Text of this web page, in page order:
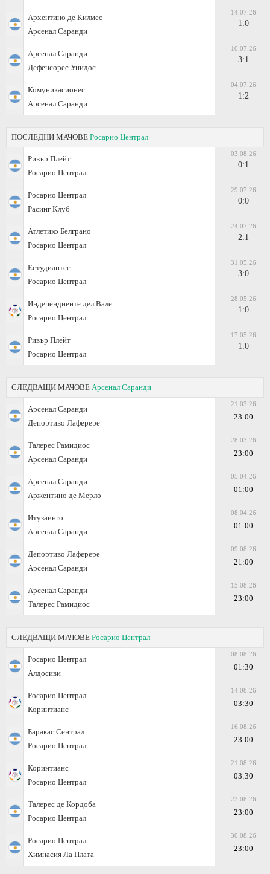
Архентино де Килмес
Арсенал Саранди
14.07.26
1:0
Арсенал Саранди
Дефенсорес Унидос
10.07.26
3:1
Комуникасионес
Арсенал Саранди
04.07.26
1:2
ПОСЛЕДНИ МАЧОВЕ Росарио Централ
Ривър Плейт
Росарио Централ
03.08.26
0:1
Росарио Централ
Расинг Клуб
29.07.26
0:0
Атлетико Белграно
Росарио Централ
24.07.26
2:1
Естудиантес
Росарио Централ
31.05.26
3:0
Индепендиенте дел Вале
Росарио Централ
28.05.26
1:0
Ривър Плейт
Росарио Централ
17.05.26
1:0
СЛЕДВАЩИ МАЧОВЕ Арсенал Саранди
Арсенал Саранди
Депортиво Лаферере
21.03.26
23:00
Талерес Рамидиос
Арсенал Саранди
28.03.26
23:00
Арсенал Саранди
Аржентино де Мерло
05.04.26
01:00
Итузаинго
Арсенал Саранди
08.04.26
01:00
Депортиво Лаферере
Арсенал Саранди
09.08.26
21:00
Арсенал Саранди
Талерес Рамидиос
15.08.26
23:00
СЛЕДВАЩИ МАЧОВЕ Росарио Централ
Росарио Централ
Алдосиви
08.08.26
01:30
Росарио Централ
Коринтианс
14.08.26
03:30
Баракас Сентрал
Росарио Централ
16.08.26
23:00
Коринтианс
Росарио Централ
21.08.26
03:30
Талерес де Кордоба
Росарио Централ
23.08.26
23:00
Росарио Централ
Химнасия Ла Плата
30.08.26
23:00